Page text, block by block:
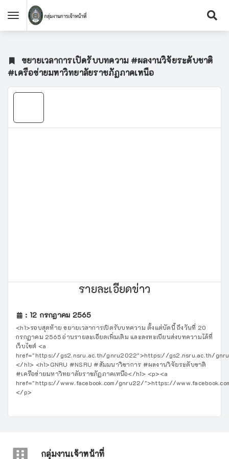
ขยายเวลาการเปิดรับบทความ #ผลงานวิจัยระดับชาติ
#เครือข่ายมหาวิทยาลัยราชภัฏภาคเหนือ
รายละเอียดข่าว
: 12 กรกฏาคม 2565
<h1>รอบสุดท้าย ขยายเวลาการเปิดรับบทความ ตั้งแต่บัดนี้ ถึงวันที่ 20
กรกฏาคม 2565 อ่านรายละเอียดเพิ่มเติม และลงทะเบียนส่งบทความได้ที่
เว็บไซต์ <a
href="https://gs2.nsru.ac.th/gnru2022">https://gs2.nsru.ac.th/
</h1> <h1>GNRU #NSRU #สัมมนาวิชาการ #ผลงานวิจัยระดับชาติ
#เครือข่ายมหาวิทยาลัยราชภัฏภาคเหนือ</h1> <p><a
href="https://www.facebook.com/gnru22/">https://
</p>
กลุ่มงานเจ้าหน้าที่